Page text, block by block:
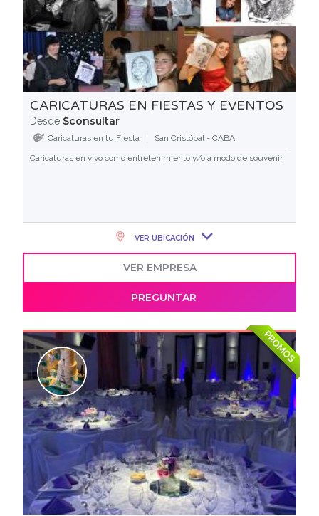
CARICATURAS EN FIESTAS Y EVENTOS
Desde $consultar
Caricaturas en tu Fiesta
San Cristóbal - CABA
Caricaturas en vivo como entretenimiento y/o a modo de souvenir.
VER UBICACIÓN
VER EMPRESA
PREGUNTAR
PROMOS